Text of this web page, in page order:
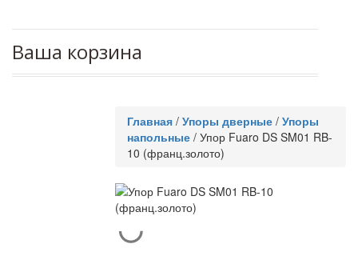
Ваша корзина
Главная / Упоры дверные / Упоры
напольные / Упор Fuaro DS SM01 RB-
10 (франц.золото)